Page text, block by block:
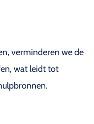
verminderen we de
wat leidt tot